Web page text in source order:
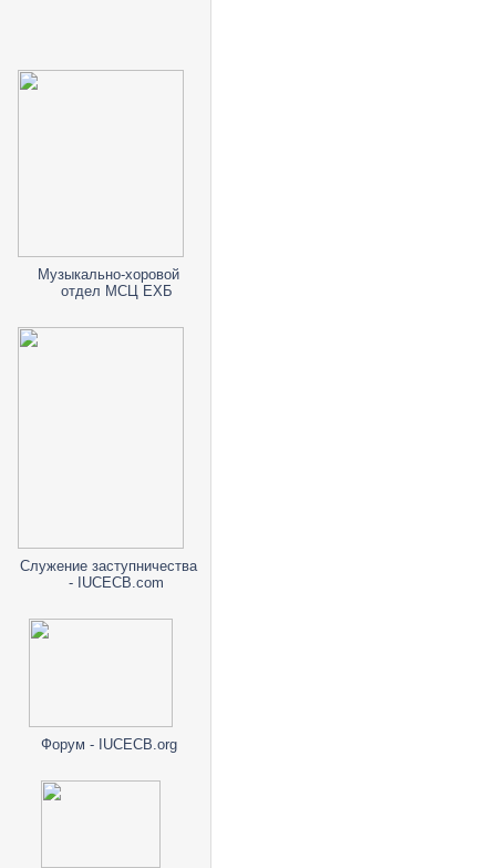
Музыкально-хоровой
отдел МСЦ ЕХБ
Служение заступничества
- IUCECB.com
Форум - IUCECB.org